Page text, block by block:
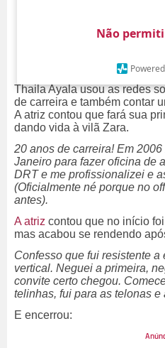
Não
Thaila Ayala usou as redes
de carreira e também contar
A atriz contou que fará sua
dando vida à vilã Zara.
20 anos de carreira! Em
Janeiro para fazer oficina de
DRT e me profissionalizei e
(Oficialmente né porque no
antes).
A atriz contou que no início
mas acabou se rendendo
Confesso que fui resistente
vertical. Neguei a primeira,
convite certo chegou.
telinhas, fui para as telonas e
E encerrou: